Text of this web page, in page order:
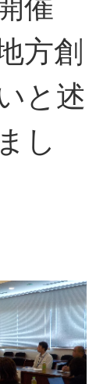
方創
と述
し